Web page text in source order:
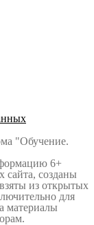
"Обучение.
6+
сайта, созданы
из открытых
для
материалы